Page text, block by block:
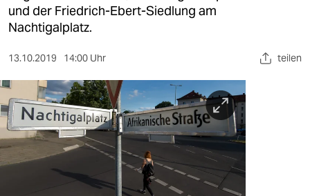
berlin
nord
wahrheit
verlag
verlag
veranstaltungen
und der Friedrich-Ebert-Siedlung am
Nachtigalplatz.
13.10.2019 14:00 Uhr teilen